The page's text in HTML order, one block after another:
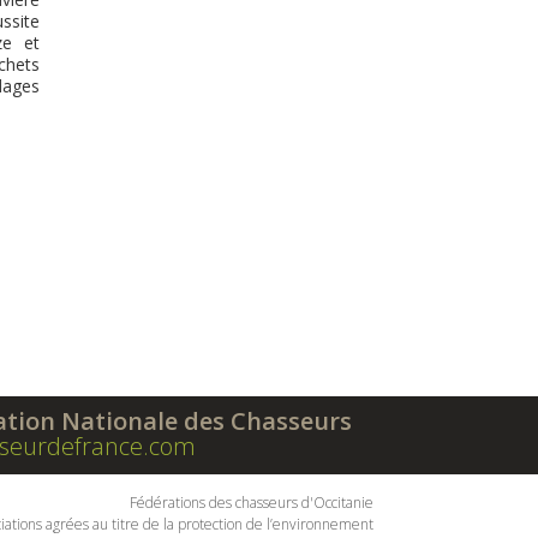
et
Nationale des Chasseurs
Fédérations des chasseurs d'Occitanie
agrées au titre de la protection de l’environnement